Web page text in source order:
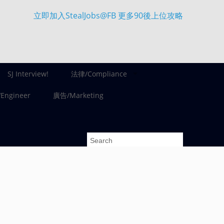
立即加入StealJobs@FB 更多90後上位攻略
SJ Interview! 法律/Compliance
廣告/Marketing